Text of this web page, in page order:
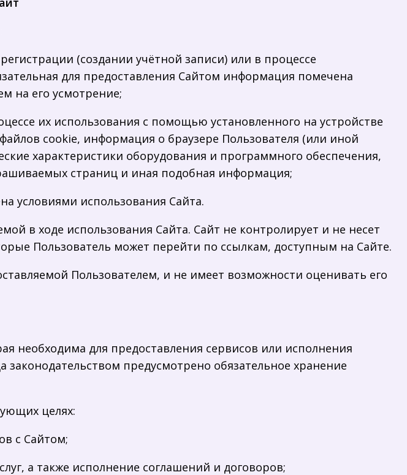
(создании учётной записи) или в процессе
для предоставления Сайтом информация помечена
на его усмотрение;
их использования с помощью установленного на устройстве
cookie, информация о браузере Пользователя (или иной
характеристики оборудования и программного обеспечения,
страниц и иная подобная информация;
условиями использования Сайта.
в ходе использования Сайта. Сайт не контролирует и не несет
Пользователь может перейти по ссылкам, доступным на Сайте.
Пользователем, и не имеет возможности оценивать его
необходима для предоставления сервисов или исполнения
предусмотрено обязательное хранение
целях:
с Сайтом;
а также исполнение соглашений и договоров;